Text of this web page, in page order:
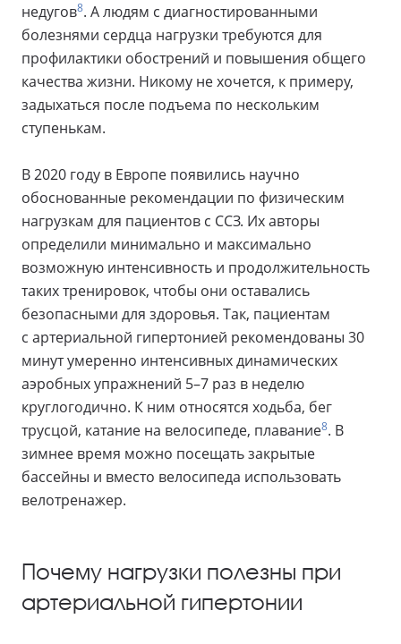
недугов8. А людям с диагностированными
болезнями сердца нагрузки требуются для
профилактики обострений и повышения общего
качества жизни. Никому не хочется, к примеру,
задыхаться после подъема по нескольким
ступенькам.
В 2020 году в Европе появились научно
обоснованные рекомендации по физическим
нагрузкам для пациентов с ССЗ. Их авторы
определили минимально и максимально
возможную интенсивность и продолжительность
таких тренировок, чтобы они оставались
безопасными для здоровья. Так, пациентам
с артериальной гипертонией рекомендованы 30
минут умеренно интенсивных динамических
аэробных упражнений 5–7 раз в неделю
круглогодично. К ним относятся ходьба, бег
трусцой, катание на велосипеде, плавание8. В
зимнее время можно посещать закрытые
бассейны и вместо велосипеда использовать
велотренажер.
Почему нагрузки полезны при
артериальной гипертонии